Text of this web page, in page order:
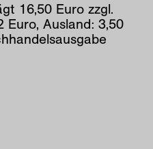
16,50 Euro zzgl.
Euro, Ausland: 3,50